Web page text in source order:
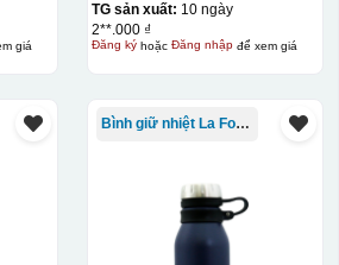
lên gốm sứ
Để dán decal lên gốm
giá
TG sản xuất: 10 ngày
2**.000 ₫
Đăng kýhoặc Đăng nhậpđể xem giá
Bình giữ nhiệt La Fonte